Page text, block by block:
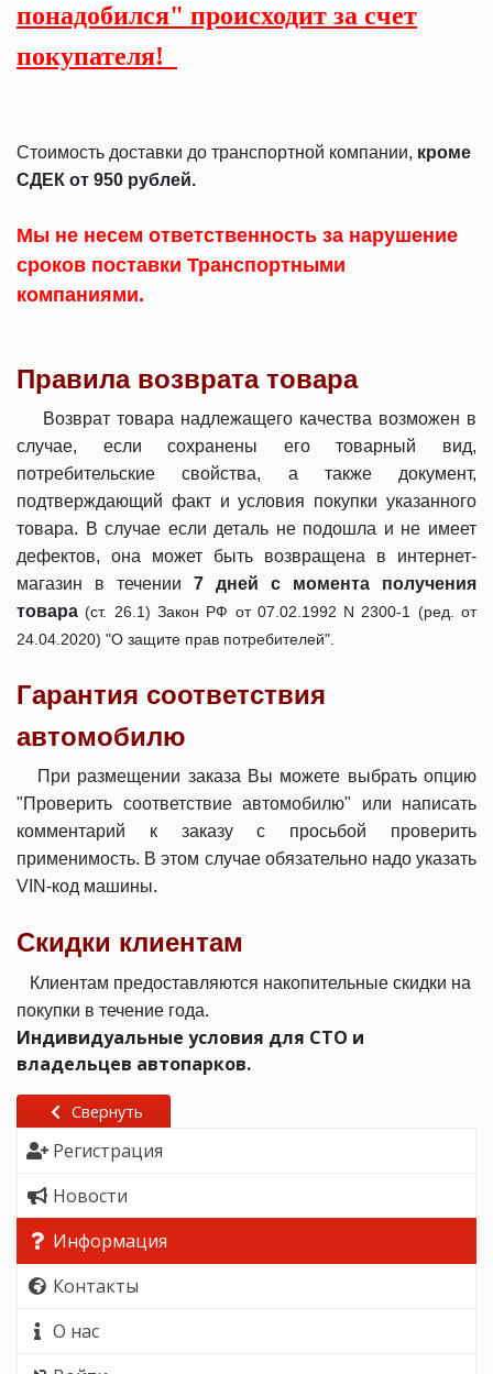
Свернуть
Регистрация
Новости
Информация
Контакты
О нас
понадобился" происходит за счет
покупателя!
Стоимость доставки до транспортной компании, кроме
СДЕК от 950 рублей.
Мы не несем ответственность за нарушение
сроков поставки Транспортными
компаниями.
Правила возврата товара
Возврат товара надлежащего качества возможен в
случае, если сохранены его товарный вид,
потребительские свойства, а также документ,
подтверждающий факт и условия покупки указанного
товара. В случае если деталь не подошла и не имеет
дефектов, она может быть возвращена в интернет-
магазин в течении 7 дней с момента получения
товара(ст. 26.1) Закон РФ от 07.02.1992 N 2300-1 (ред. от
24.04.2020) "О защите прав потребителей".
Гарантия соответствия
автомобилю
При размещении заказа Вы можете выбрать опцию
"Проверить соответствие автомобилю" или написать
комментарий к заказу с просьбой проверить
применимость. В этом случае обязательно надо указать
VIN-код машины.
Скидки клиентам
Клиентам предоставляются накопительные скидки на
покупки в течение года.
Индивидуальные условия для СТО и
владельцев автопарков.